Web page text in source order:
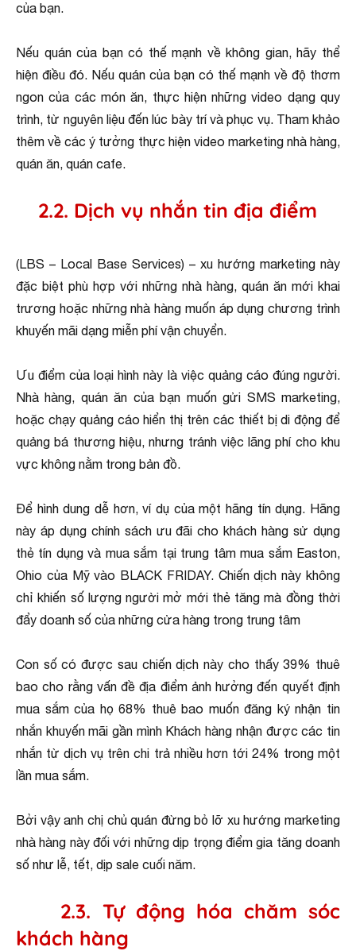
của bạn.
Nếu quán của bạn có thế mạnh về không gian, hãy thể
hiện điều đó. Nếu quán của bạn có thế mạnh về độ thơm
ngon của các món ăn, thực hiện những video dạng quy
trình, từ nguyên liệu đến lúc bày trí và phục vụ. Tham khảo
thêm về các ý tưởng thực hiện video marketing nhà hàng,
quán ăn, quán cafe.
2.2. Dịch vụ nhắn tin địa điểm
(LBS – Local Base Services) – xu hướng marketing này
đặc biệt phù hợp với những nhà hàng, quán ăn mới khai
trương hoặc những nhà hàng muốn áp dụng chương trình
khuyến mãi dạng miễn phí vận chuyển.
Ưu điểm của loại hình này là việc quảng cáo đúng người.
Nhà hàng, quán ăn của bạn muốn gửi SMS marketing,
hoặc chạy quảng cáo hiển thị trên các thiết bị di động để
quảng bá thương hiệu, nhưng tránh việc lãng phí cho khu
vực không nằm trong bản đồ.
Để hình dung dễ hơn, ví dụ của một hãng tín dụng. Hãng
này áp dụng chính sách ưu đãi cho khách hàng sử dụng
thẻ tín dụng và mua sắm tại trung tâm mua sắm Easton,
Ohio của Mỹ vào BLACK FRIDAY. Chiến dịch này không
chỉ khiến số lượng người mở mới thẻ tăng mà đồng thời
đẩy doanh số của những cửa hàng trong trung tâm
Con số có được sau chiến dịch này cho thấy 39% thuê
bao cho rằng vấn đề địa điểm ảnh hưởng đến quyết định
mua sắm của họ 68% thuê bao muốn đăng ký nhận tin
nhắn khuyến mãi gần mình Khách hàng nhận được các tin
nhắn từ dịch vụ trên chi trả nhiều hơn tới 24% trong một
lần mua sắm.
Bởi vậy anh chị chủ quán đừng bỏ lỡ xu hướng marketing
nhà hàng này đối với những dịp trọng điểm gia tăng doanh
số như lễ, tết, dịp sale cuối năm.
2.3. Tự động hóa chăm sóc
khách hàng